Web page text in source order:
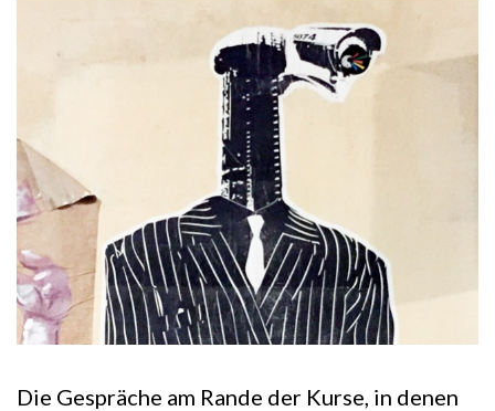
Die Gespräche am Rande der Kurse, in denen